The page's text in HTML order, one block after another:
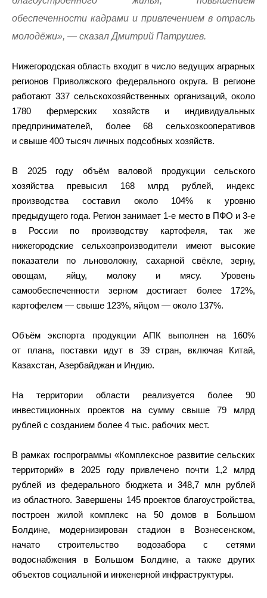
обеспеченности кадрами и привлечением в отрасль
молодёжи», — сказал Дмитрий Патрушев.
Нижегородская область входит в число ведущих аграрных
регионов Приволжского федерального округа. В регионе
работают 337 сельскохозяйственных организаций, около
1780 фермерских хозяйств и индивидуальных
предпринимателей, более 68 сельхозкооперативов
и свыше 400 тысяч личных подсобных хозяйств.
В 2025 году объём валовой продукции сельского
хозяйства превысил 168 млрд рублей, индекс
производства составил около 104% к уровню
предыдущего года. Регион занимает 1‑е место в ПФО и 3‑е
в России по производству картофеля, так же
нижегородские сельхозпроизводители имеют высокие
показатели по льноволокну, сахарной свёкле, зерну,
овощам, яйцу, молоку и мясу. Уровень
самообеспеченности зерном достигает более 172%,
картофелем — свыше 123%, яйцом — около 137%.
Объём экспорта продукции АПК выполнен на 160%
от плана, поставки идут в 39 стран, включая Китай,
Казахстан, Азербайджан и Индию.
На территории области реализуется более 90
инвестиционных проектов на сумму свыше 79 млрд
рублей с созданием более 4 тыс. рабочих мест.
В рамках госпрограммы «Комплексное развитие сельских
территорий» в 2025 году привлечено почти 1,2 млрд
рублей из федерального бюджета и 348,7 млн рублей
из областного. Завершены 145 проектов благоустройства,
построен жилой комплекс на 50 домов в Большом
Болдине, модернизирован стадион в Вознесенском,
начато строительство водозабора с сетями
водоснабжения в Большом Болдине, а также других
объектов социальной и инженерной инфраструктуры.